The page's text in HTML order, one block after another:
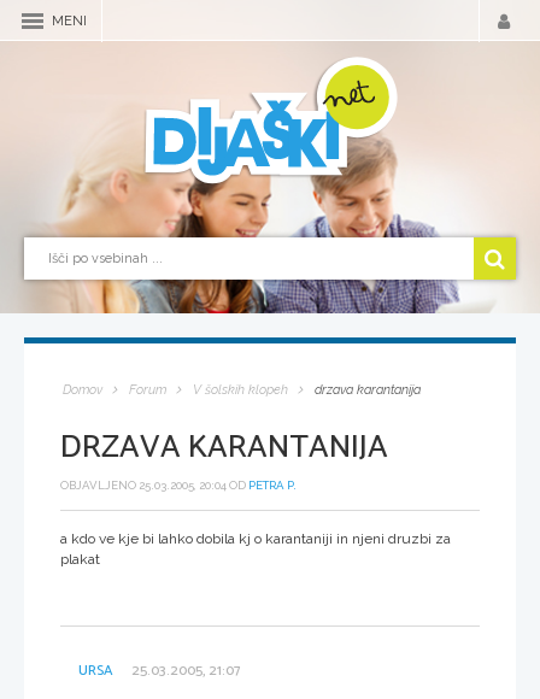
MENI
Domov Forum V šolskih klopeh drzava karantanija
DRZAVA KARANTANIJA
OBJAVLJENO 25.03.2005, 20:04 OD PETRA P.
a kdo ve kje bi lahko dobila kj o karantaniji in njeni druzbi za
plakat
URSA 25.03.2005, 21:07